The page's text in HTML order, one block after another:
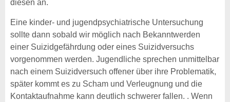
diesen an.
Eine kinder- und jugendpsychiatrische Untersuchung
sollte dann sobald wir möglich nach Bekanntwerden
einer Suizidgefährdung oder eines Suizidversuchs
vorgenommen werden. Jugendliche sprechen unmittelbar
nach einem Suizidversuch offener über ihre Problematik,
später kommt es zu Scham und Verleugnung und die
Kontaktaufnahme kann deutlich schwerer fallen. . Wenn